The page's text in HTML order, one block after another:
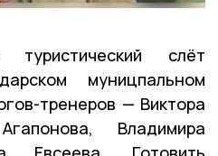
слёт
муницпальном
тренеров — Виктора
Владимира